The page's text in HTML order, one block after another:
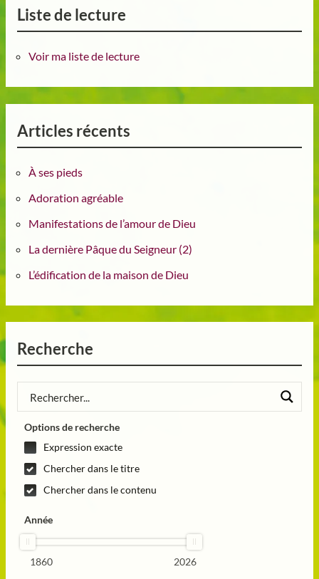
Liste de lecture
Voir ma liste de lecture
Articles récents
À ses pieds
Adoration agréable
Manifestations de l’amour de Dieu
La dernière Pâque du Seigneur (2)
L’édification de la maison de Dieu
Recherche
Options de recherche
Expression exacte
Chercher dans le titre
Chercher dans le contenu
Année
1860 2026